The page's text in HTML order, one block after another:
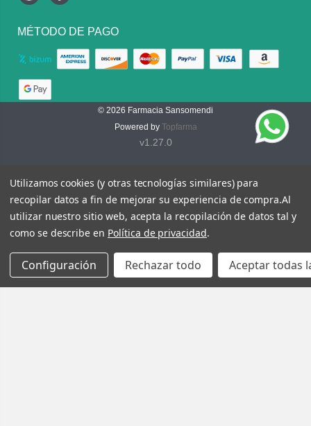
MÉTODO DE PAGO
© 2026 Farmacia Sansomendi
Powered by Topfarma
v1.27.0
Utilizamos cookies (y otras tecnologías similares) para
recopilar datos a fin de mejorar su experiencia de compra.Al
utilizar nuestro sitio web, acepta la recopilación de datos tal y
como se describe en Política de privacidad.
Configuración Rechazar todo Aceptar todas